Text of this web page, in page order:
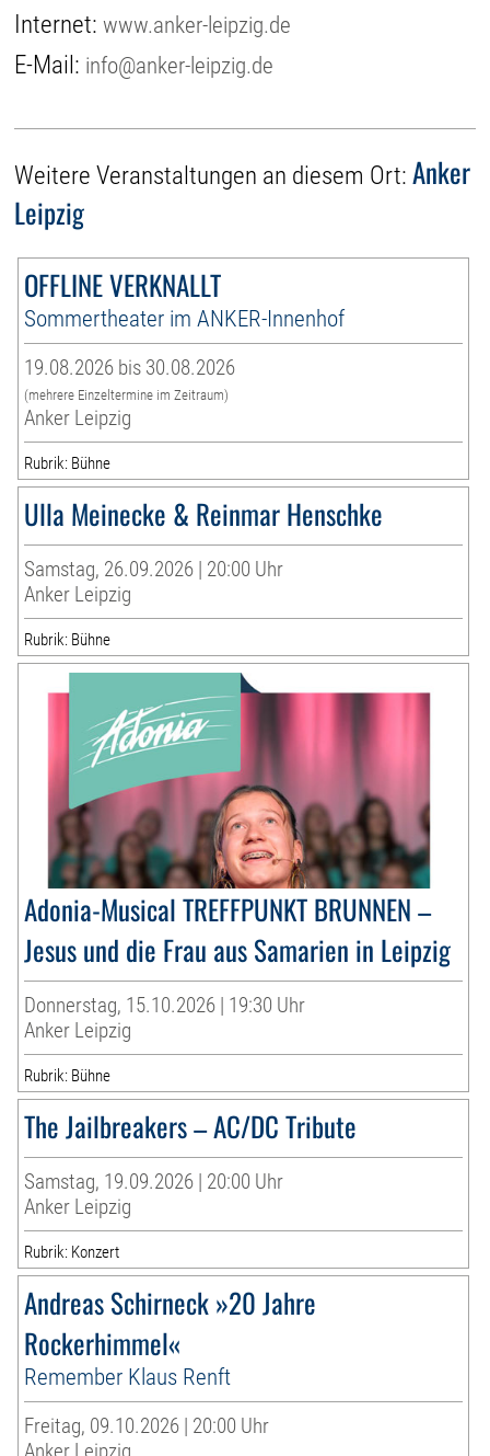
Internet:www.anker-leipzig.de
E-Mail: info@anker-leipzig.de
Weitere Veranstaltungen an diesem Ort:Anker
Leipzig
OFFLINE VERKNALLT
Sommertheater im ANKER-Innenhof
19.08.2026 bis 30.08.2026
(mehrere Einzeltermine im Zeitraum)
Anker Leipzig
Rubrik: Bühne
Ulla Meinecke & Reinmar Henschke
Samstag, 26.09.2026 | 20:00 Uhr
Anker Leipzig
Rubrik: Bühne
Adonia-Musical TREFFPUNKT BRUNNEN –
Jesus und die Frau aus Samarien in Leipzig
Donnerstag, 15.10.2026 | 19:30 Uhr
Anker Leipzig
Rubrik: Bühne
The Jailbreakers – AC/DC Tribute
Samstag, 19.09.2026 | 20:00 Uhr
Anker Leipzig
Rubrik: Konzert
Andreas Schirneck »20 Jahre
Rockerhimmel«
Remember Klaus Renft
Freitag, 09.10.2026 | 20:00 Uhr